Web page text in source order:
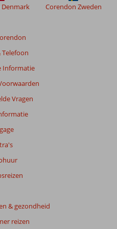
Telefoon
Informatie
Vragen
& gezondheid
reizen
Corendon Zweden